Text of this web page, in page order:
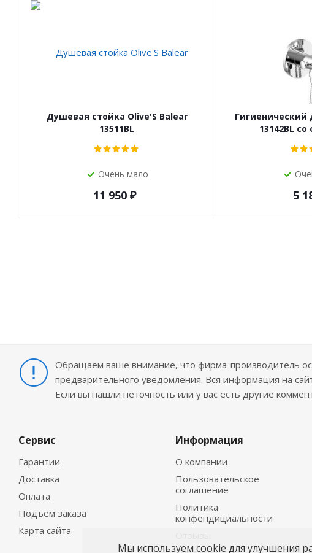
Душевая стойка Olive'S Balear
13511BL
Очень мало
11 950 ₽
Гигиенический
13142BL
5
Обращаем ваше внимание, что фирма-производитель
предварительного уведомления. Вся информация на
Если вы нашли неточность или у вас есть другие
Сервис
Гарантии
Доставка
Оплата
Подъём заказа
Карта сайта
Информация
О компании
Пользовательское
соглашение
Политика
конфендициальности
Мы используем cookie для улучшения